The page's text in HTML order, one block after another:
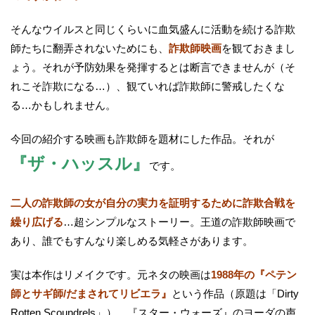
そんなウイルスと同じくらいに血気盛んに活動を続ける詐欺
師たちに翻弄されないためにも、 詐欺師映画を観ておきまし
ょう。それが予防効果を発揮するとは断言できませんが（そ
れこそ詐欺になる…）、観ていれば詐欺師に警戒したくな
る…かもしれません。
今回の紹介する映画も詐欺師を題材にした作品。それが
『ザ・ハッスル』 です。
二人の詐欺師の女が自分の実力を証明するために詐欺合戦を
繰り広げる…超シンプルなストーリー。王道の詐欺師映画で
あり、誰でもすんなり楽しめる気軽さがあります。
実は本作はリメイクです。元ネタの映画は1988年の『ペテン
師とサギ師/だまされてリビエラ』 という作品（原題は「Dirty